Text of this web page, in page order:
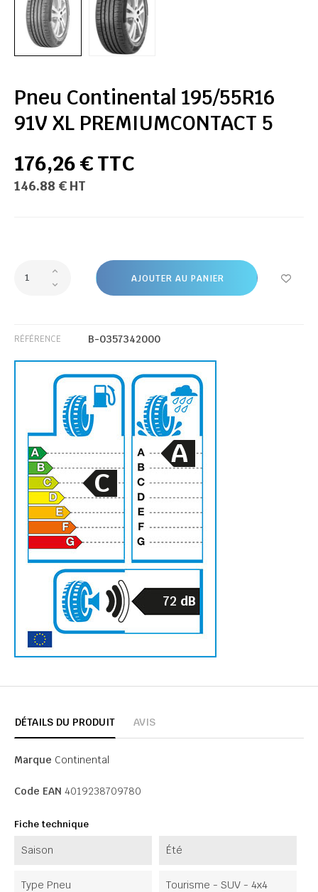
Pneu Continental 195/55R16
91V XL PREMIUMCONTACT 5
176,26 € TTC
146.88 € HT
AJOUTER AU PANIER
RÉFÉRENCE B-0357342000
C
A
72 dB
DÉTAILS DU PRODUIT AVIS
Marque Continental
Code EAN 4019238709780
Fiche technique
Saison Été
Type Pneu Tourisme - SUV - 4x4